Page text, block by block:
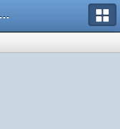
Всеволожский форум